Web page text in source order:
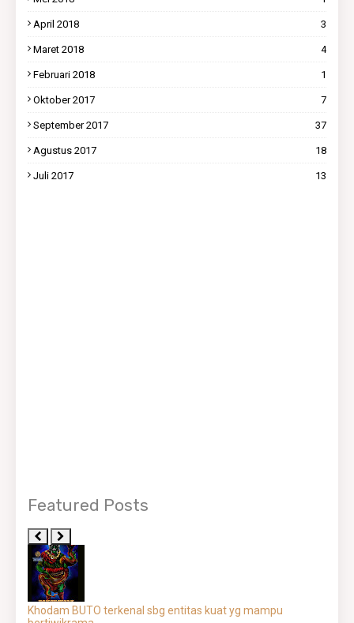
April 2018 3
Maret 2018 4
Februari 2018 1
Oktober 2017 7
September 2017 37
Agustus 2017 18
Juli 2017 13
Featured Posts
Khodam BUTO terkenal sbg entitas kuat yg mampu